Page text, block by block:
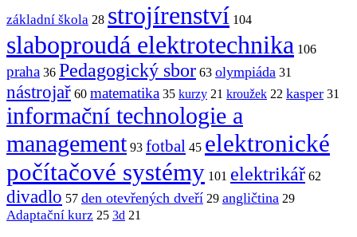
základní škola 28 strojírenství 104
slaboproudá elektrotechnika 106
praha 36 Pedagogický sbor 63 olympiáda 31
nástrojař 60 matematika 35 kurzy 21 kroužek 22 kasper 31
informační technologie a
management 93 fotbal 45 elektronické
počítačové systémy 101 elektrikář 62
divadlo 57 den otevřených dveří 29 angličtina 29
Adaptační kurz 25 3d 21